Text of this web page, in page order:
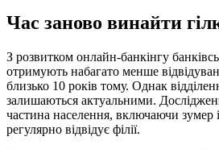
Час заново винайти
З розвитком онлайн-банкінгу
отримують набагато менше
близько 10 років тому. Однак
залишаються актуальними.
частина населення, включаючи зумер
регулярно відвідує філії.